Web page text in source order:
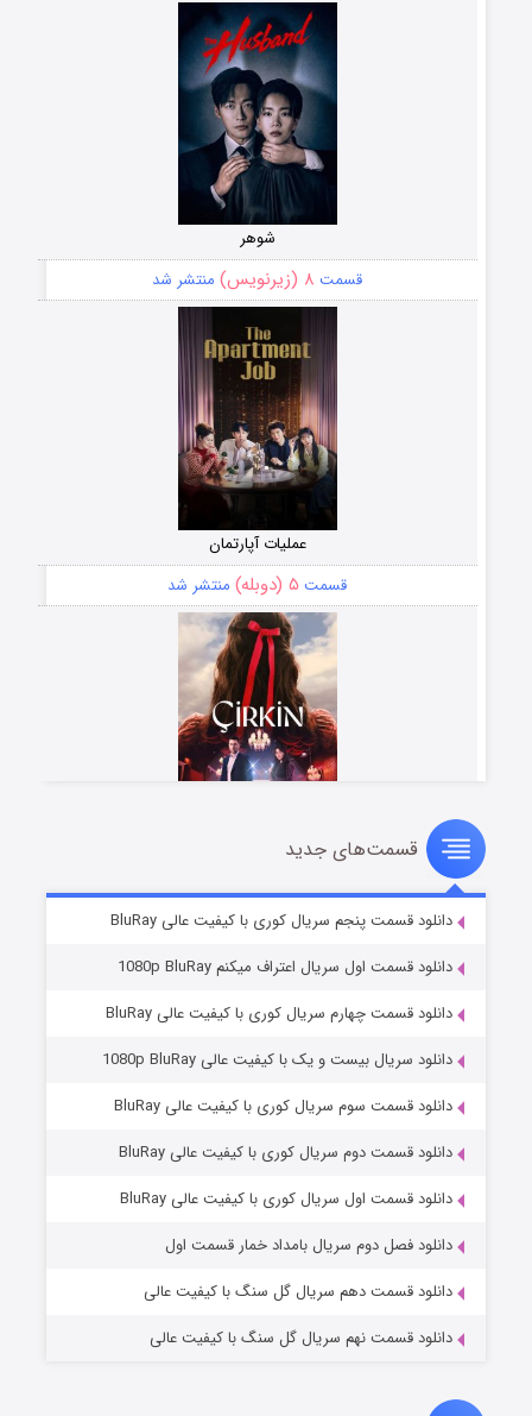
شوهر
قسمت ۸ (زیرنویس) منتشر شد
عملیات آپارتمان
قسمت ۵ (دوبله) منتشر شد
سریال زشت
قسمت۲ (زیرنویس) منتشر شد
مردگان متحرک: شهر مرده ۳
قسمت۲ (زیرنویس) منتشر شد
قسمت‌های جدید
دانلود قسمت پنجم سریال کوری با کیفیت عالی BluRay
دانلود قسمت اول سریال اعتراف میکنم 1080p BluRay
دانلود قسمت چهارم سریال کوری با کیفیت عالی BluRay
دانلود سریال بیست و یک با کیفیت عالی 1080p BluRay
دانلود قسمت سوم سریال کوری با کیفیت عالی BluRay
دانلود قسمت دوم سریال کوری با کیفیت عالی BluRay
دانلود قسمت اول سریال کوری با کیفیت عالی BluRay
دانلود فصل دوم سریال بامداد خمار قسمت اول
دانلود قسمت دهم سریال گل سنگ با کیفیت عالی
دانلود قسمت نهم سریال گل سنگ با کیفیت عالی